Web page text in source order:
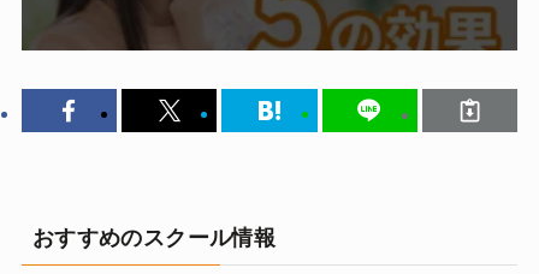
おすすめのスクール情報